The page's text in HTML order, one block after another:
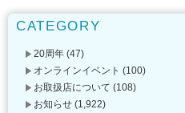
CATEGORY
20周年 (47)
オンラインイベント (100)
お取扱店について (108)
お知らせ (1,922)